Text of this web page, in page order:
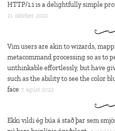
HTTP/1.1 is a delightfully simple
21. október 2022
Vim users are akin to wizards,
metacommand processing so as to
unthinkable effortlessly, but have
such as the ability to see the color
face 7. ágúst 2022
Ekki vildi ég búa á stað þar sem